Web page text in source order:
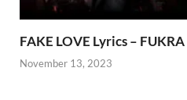
FAKE LOVE Lyrics –
November 13, 2023